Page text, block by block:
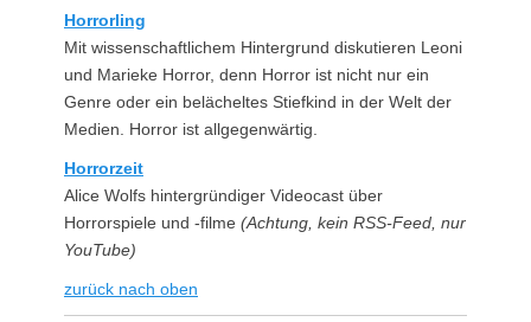
Horrorling
Mit wissenschaftlichem Hintergrund diskutieren Leoni
und Marieke Horror, denn Horror ist nicht nur ein
Genre oder ein belächeltes Stiefkind in der Welt der
Medien. Horror ist allgegenwärtig.
Horrorzeit
Alice Wolfs hintergründiger Videocast über
Horrorspiele und -filme (Achtung, kein RSS-Feed, nur
YouTube)
zurück nach oben